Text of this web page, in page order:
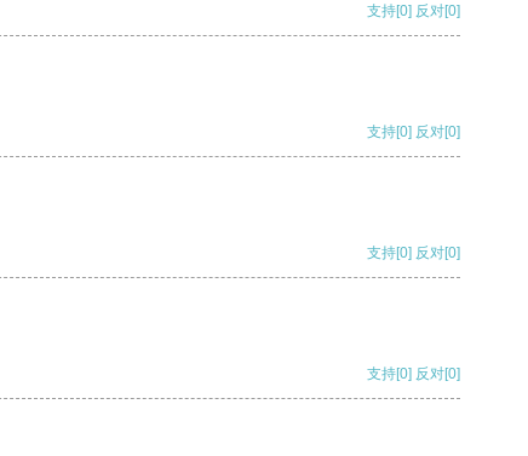
支持[0] 反对[0]
支持[0] 反对[0]
支持[0] 反对[0]
支持[0] 反对[0]